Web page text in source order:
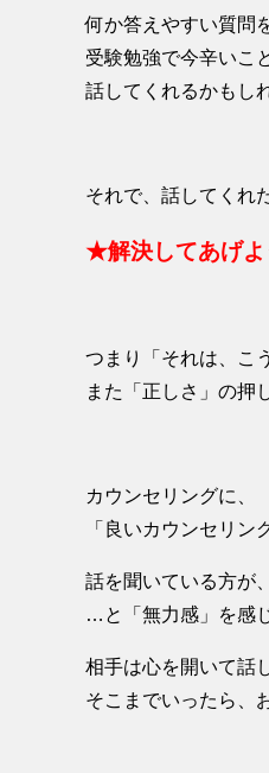
何か答えやすい質問
受験勉強で今辛いこ
話してくれるかもし
それで、話してくれ
★解決してあげよ
つまり「それは、こ
また「正しさ」の押
カウンセリングに、
「良いカウンセリン
話を聞いている方が
…と「無力感」を感
相手は心を開いて話
そこまでいったら、